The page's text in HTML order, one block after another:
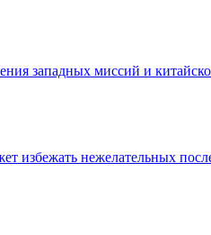
западных миссий и
нежелательных